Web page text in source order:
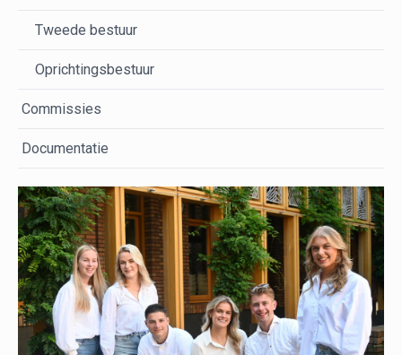
Tweede bestuur
Oprichtingsbestuur
Commissies
Documentatie